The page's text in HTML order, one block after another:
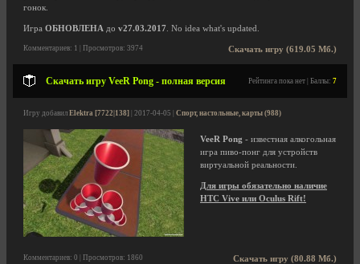
гонок.
Игра ОБНОВЛЕНА до v27.03.2017 . No idea what's updated.
Скачать игру (619.05 Мб.)
Комментариев: 1 | Просмотров: 3974
Скачать игру VeeR Pong - полная версия Рейтинга пока нет | Баллы: 7
Игру добавил Elektra [7722|138] | 2017-04-05 | Спорт, настольные, карты (988)
VeeR Pong - известная алкогольная
игра пиво-понг для устройств
виртуальной реальности.
Для игры обязательно наличие
HTC Vive или Oculus Rift!
Скачать игру (80.88 Мб.)
Комментариев: 0 | Просмотров: 1860